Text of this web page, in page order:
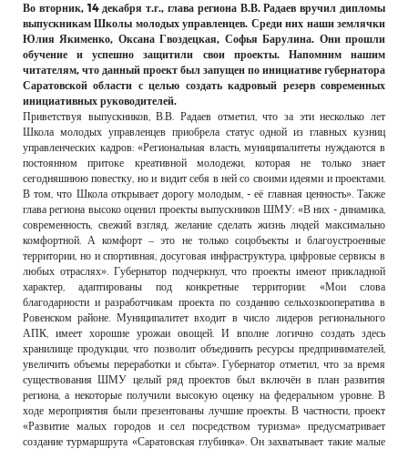
РЕКЛАМОДАТЕЛЯМ
ОБЪЯВЛЕНИЯ
КОНТАКТЫ
Во вторник, 14 декабря т.г., глава региона В.В. Радаев вручил дипломы
выпускникам Школы молодых управленцев. Среди них наши землячки
Юлия Якименко, Оксана Гвоздецкая, Софья Барулина. Они прошли
обучение и успешно защитили свои проекты. Напомним нашим
читателям, что данный проект был запущен по инициативе губернатора
Саратовской области с целью создать кадровый резерв современных
инициативных руководителей.
Приветствуя выпускников, В.В. Радаев отметил, что за эти несколько лет
Школа молодых управленцев приобрела статус одной из главных кузниц
управленческих кадров: «Региональная власть, муниципалитеты нуждаются в
постоянном притоке креативной молодежи, которая не только знает
сегодняшнюю повестку, но и видит себя в ней со своими идеями и проектами.
В том, что Школа открывает дорогу молодым, - её главная ценность». Также
глава региона высоко оценил проекты выпускников ШМУ: «В них - динамика,
современность, свежий взгляд, желание сделать жизнь людей максимально
комфортной. А комфорт – это не только соцобъекты и благоустроенные
территории, но и спортивная, досуговая инфраструктура, цифровые сервисы в
любых отраслях». Губернатор подчеркнул, что проекты имеют прикладной
характер, адаптированы под конкретные территории: «Мои слова
благодарности и разработчикам проекта по созданию сельхозкооператива в
Ровенском районе. Муниципалитет входит в число лидеров регионального
АПК, имеет хорошие урожаи овощей. И вполне логично создать здесь
хранилище продукции, что позволит объединить ресурсы предпринимателей,
увеличить объемы переработки и сбыта». Губернатор отметил, что за время
существования ШМУ целый ряд проектов был включён в план развития
региона, а некоторые получили высокую оценку на федеральном уровне. В
ходе мероприятия были презентованы лучшие проекты. В частности, проект
«Развитие малых городов и сел посредством туризма» предусматривает
создание турмаршрута «Саратовская глубинка». Он захватывает такие малые